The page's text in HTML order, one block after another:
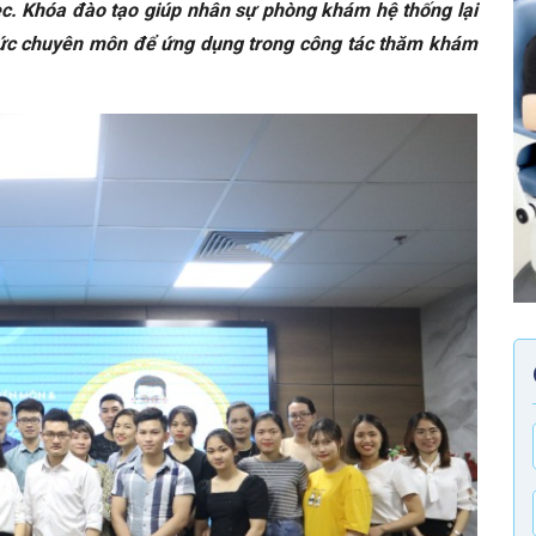
Khóa đào tạo giúp nhân sự phòng khám hệ thống lại
chuyên môn để ứng dụng trong công tác thăm khám